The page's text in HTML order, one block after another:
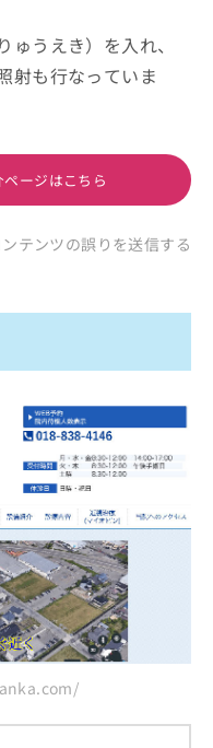
うえき）を入れ、
射も行なっていま
ージはこちら
ンテンツの誤りを送信する